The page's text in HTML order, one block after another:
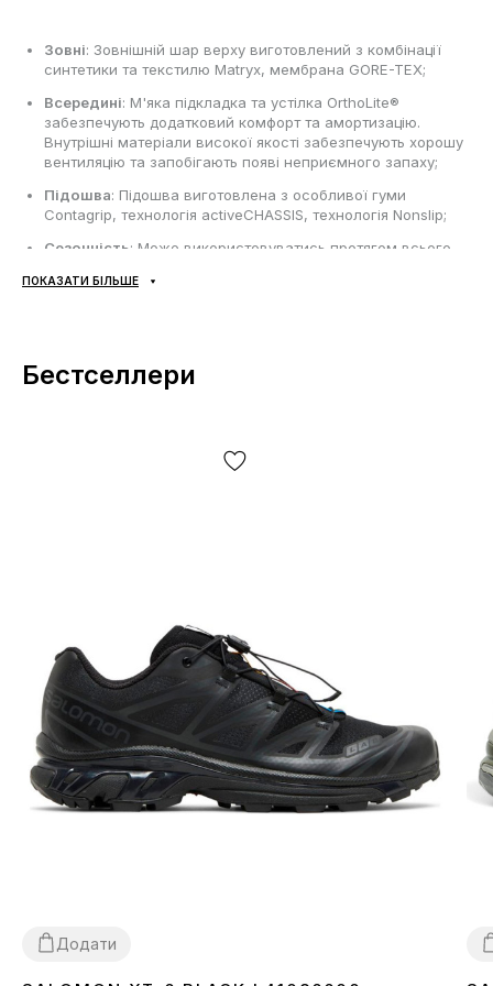
Зовні: Зовнішній шар верху виготовлений з комбінації
синтетики та текстилю Matryx, мембрана GORE-TEX;
Всередині: М'яка підкладка та устілка OrthoLite®
забезпечують додатковий комфорт та амортизацію.
Внутрішні матеріали високої якості забезпечують хорошу
вентиляцію та запобігають появі неприємного запаху;
Підошва: Підошва виготовлена з особливої гуми
Contagrip, технологія activeCHASSIS, технологія Nonslip;
Сезонність: Може використовуватись протягом всього
Усі товари доставляються виключно за допомогою компанії
«НОВА ПОШТА», жодних інших варіантів доставки — не
переказу сплачується покупцем окремо від вартості товару!
*Залежно від налаштувань та якості роботи Вашого гаджету
колір товару, що зазначено на фото, може дещо відрізнятися
від реального!
*Певні незначні деталі товару та його комлпектації (у тому
числі, але не виключно — розташування етикеток, бірок, їх
форма, розмір або зміст, дрібні принти, колір коробки чи
пакувального паперу тощо) можуть відрізнятися від зазнчених
на фото, оскільки виробник може змінювати БЕЗ
ПОКАЗАТИ БІЛЬШЕ
Бестселлери
Додати